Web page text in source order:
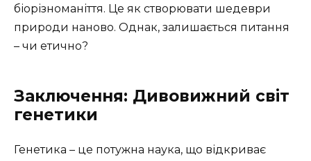
біорізноманіття. Це як створювати шедеври
природи наново. Однак, залишається питання
– чи етично?
Заключення: Дивовижний світ
генетики
Генетика – це потужна наука, що відкриває